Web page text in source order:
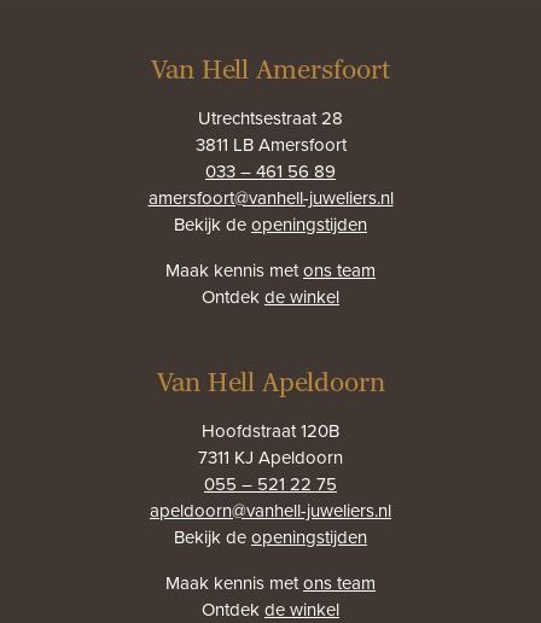
Van Hell Amersfoort
Utrechtsestraat 28
3811 LB Amersfoort
033 – 461 56 89
amersfoort@vanhell-juweliers.nl
Bekijk deopeningstijden
Maak kennis metons team
Ontdekde winkel
Van Hell Apeldoorn
Hoofdstraat 120B
7311 KJ Apeldoorn
055 – 521 22 75
apeldoorn@vanhell-juweliers.nl
Bekijk deopeningstijden
Maak kennis metons team
Ontdekde winkel